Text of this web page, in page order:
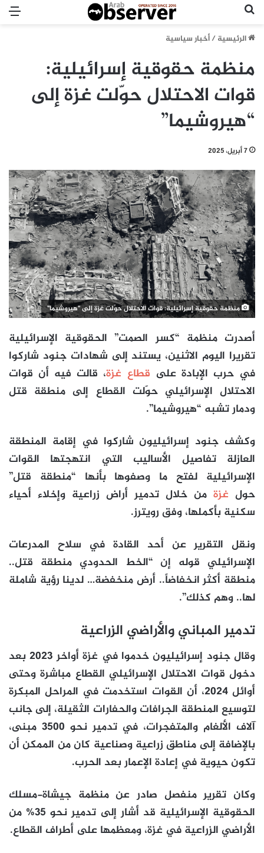
الرئيسية/أخبار سياسية
منظمة حقوقية إسرائيلية:
قوات الاحتلال حوّلت غزة إلى
“هيروشيما”
7 أبريل، 2025
منظمة حقوقية إسرائيلية: قوات الاحتلال حوّلت غزة إلى "هيروشيما"
أصدرت منظمة “كسر الصمت” الحقوقية الإسرائيلية
تقريرا اليوم الاثنين، يستند إلى شهادات جنود شاركوا
في حرب الإبادة على قطاع غزة، قالت فيه أن قوات
الاحتلال الإسرائيلي حوّلت القطاع إلى منطقة قتل
ودمار تشبه “هيروشيما”.
وكشف جنود إسرائيليون شاركوا في إقامة المنطقة
العازلة تفاصيل الأساليب التي انتهجتها القوات
الإسرائيلية لفتح ما وصفوها بأنها “منطقة قتل”
حول غزة من خلال تدمير أراض زراعية وإخلاء أحياء
سكنية بأكملها، وفق رويترز.
ونقل التقرير عن أحد القادة في سلاح المدرعات
الإسرائيلي قوله إن “الخط الحدودي منطقة قتل..
منطقة أكثر انخفاضاً.. أرض منخفضة… لدينا رؤية شاملة
لها.. وهم كذلك”.
تدمير المباني والأراضي الزراعية
وقال جنود إسرائيليون خدموا في غزة أواخر 2023 بعد
دخول قوات الاحتلال الإسرائيلي القطاع مباشرة وحتى
أوائل 2024، أن القوات استخدمت في المراحل المبكرة
لتوسيع المنطقة الجرافات والحفارات الثقيلة، إلى جانب
آلاف الألغام والمتفجرات، في تدمير نحو 3500 مبنى،
بالإضافة إلى مناطق زراعية وصناعية كان من الممكن أن
تكون حيوية في إعادة الإعمار بعد الحرب.
وكان تقرير منفصل صادر عن منظمة جيشاة-مسلك
الحقوقية الإسرائيلية قد أشار إلى تدمير نحو 35% من
الأراضي الزراعية في غزة، ومعظمها على أطراف القطاع.